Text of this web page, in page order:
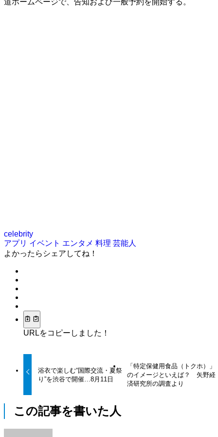
celebrity
アプリ イベント エンタメ 料理 芸能人
よかったらシェアしてね！
URLをコピーしました！
浴衣で楽しむ“国際交流・夏祭
り”を渋谷で開催…8月11日
「特定保健用食品（トクホ）」
のイメージといえば？ 矢野経
済研究所の調査より
この記事を書いた人